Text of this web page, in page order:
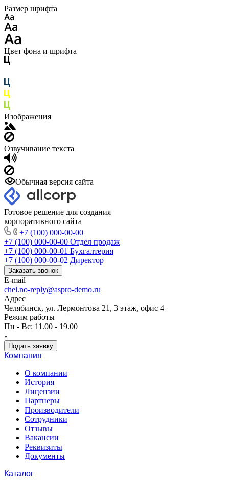
Размер шрифта
Цвет фона и шрифта
Изображения
Озвучивание текста
Обычная версия сайта
Готовое решение для создания
корпоративного сайта
+7 (100) 000-00-00
+7 (100) 000-00-00 Отдел продаж
+7 (100) 000-00-01 Бухгалтерия
+7 (100) 000-00-02 Директор
Заказать звонок
E-mail
chel.no-reply@aspro-demo.ru
Адрес
Челябинск, ул. Лермонтова 21, 3 этаж, офис 4
Режим работы
Пн - Вс: 11.00 - 19.00
Подать заявку
Компания
О компании
История
Лицензии
Партнеры
Производители
Сотрудники
Отзывы
Вакансии
Реквизиты
Документы
Каталог